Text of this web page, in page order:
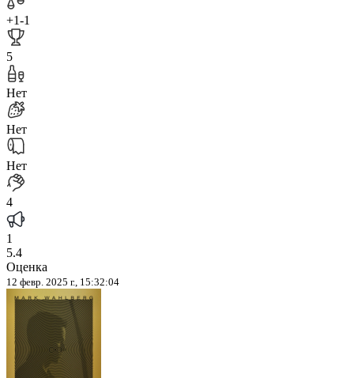
+1-1
5
Нет
Нет
Нет
4
1
5.4
Оценка
12 февр. 2025 г., 15:32:04